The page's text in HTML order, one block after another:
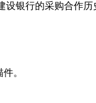
银行的采购合作
。